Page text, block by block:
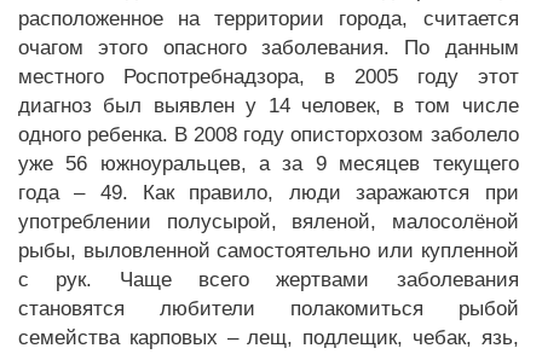
расположенное на территории города, считается
очагом этого опасного заболевания. По данным
местного Роспотребнадзора, в 2005 году этот
диагноз был выявлен у 14 человек, в том числе
одного ребенка. В 2008 году описторхозом заболело
уже 56 южноуральцев, а за 9 месяцев текущего
года – 49. Как правило, люди заражаются при
употреблении полусырой, вяленой, малосолёной
рыбы, выловленной самостоятельно или купленной
с рук. Чаще всего жертвами заболевания
становятся любители полакомиться рыбой
семейства карповых – лещ, подлещик, чебак, язь,